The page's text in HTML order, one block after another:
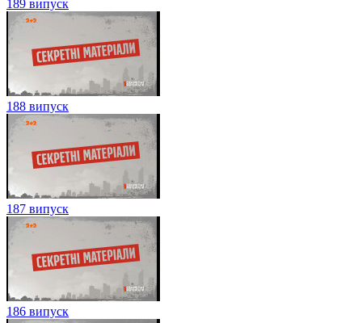
189 випуск
188 випуск
187 випуск
186 випуск